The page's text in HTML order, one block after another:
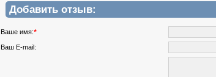
Добавить отзыв:
Ваше имя:*
Ваш E-mail: